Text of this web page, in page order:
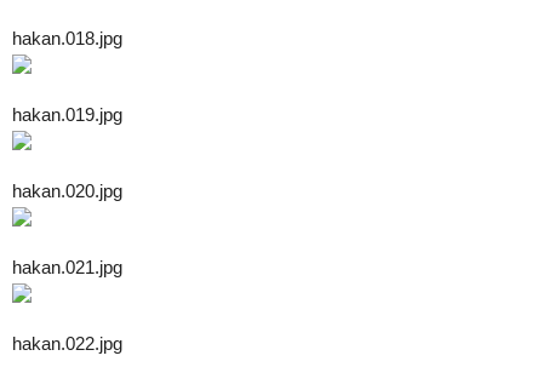
hakan.018.jpg
hakan.019.jpg
hakan.020.jpg
hakan.021.jpg
hakan.022.jpg